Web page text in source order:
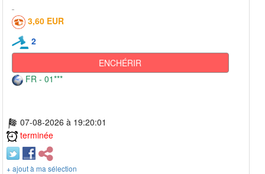
3,60 EUR
2
ENCHÉRIR
FR - 01***
07-08-2026 à 19:20:01
terminée
+ ajout à ma sélection